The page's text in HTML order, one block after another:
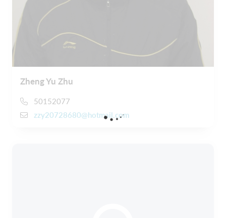
Zheng Yu Zhu
50152077
zzy20728680@hotmail.com